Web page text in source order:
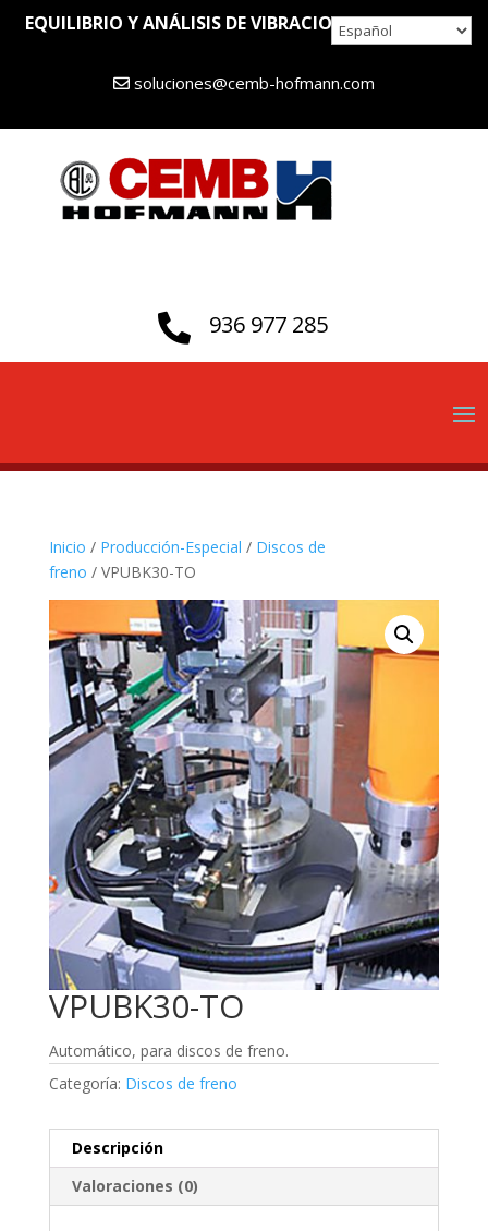
EQUILIBRIO Y ANÁLISIS DE VIBRACIONES DESDE 1946
soluciones@cemb-hofmann.com
 936 977 285
Inicio / Producción-Especial / Discos de
freno / VPUBK30-TO
VPUBK30-TO
Automático, para discos de freno.
Categoría: Discos de freno
Descripción
Valoraciones (0)